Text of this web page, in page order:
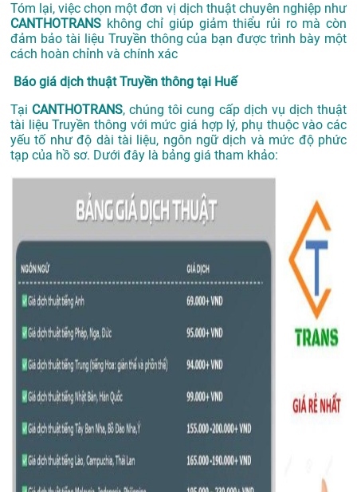
Tóm lại, việc chọn một đơn vị dịch thuật chuyên nghiệp như
CANTHOTRANS không chỉ giúp giảm thiểu rủi ro mà còn
đảm bảo tài liệu Truyền thông của bạn được trình bày một
cách hoàn chỉnh và chính xác
Báo giá dịch thuật Truyền thông tại Huế
Tại CANTHOTRANS, chúng tôi cung cấp dịch vụ dịch thuật
tài liệu Truyền thông với mức giá hợp lý, phụ thuộc vào các
yếu tố như độ dài tài liệu, ngôn ngữ dịch và mức độ phức
tạp của hồ sơ. Dưới đây là bảng giá tham khảo: